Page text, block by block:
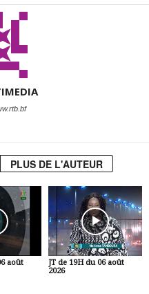
PLUS DE L'AUTEUR
août
JT de 19H du 06 août
2026